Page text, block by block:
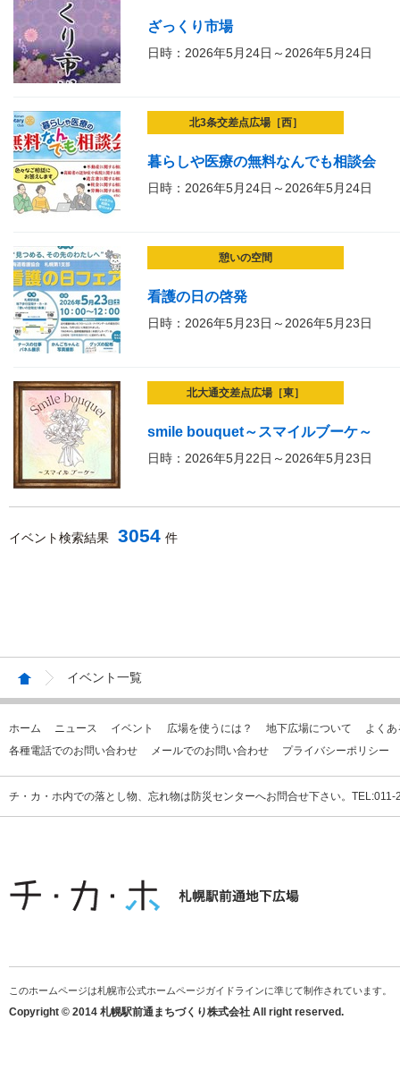
ざっくり市場
日時：2026年5月24日～2026年5月24日
北3条交差点広場［西］
暮らしや医療の無料なんでも相談会
日時：2026年5月24日～2026年5月24日
憩いの空間
看護の日の啓発
日時：2026年5月23日～2026年5月23日
北大通交差点広場［東］
smile bouquet～スマイルブーケ～
日時：2026年5月22日～2026年5月23日
イベント検索結果 3054 件
イベント一覧
ホーム ニュース イベント 広場を使うには？ 地下広場について
よく
各種電話でのお問い合わせ
メールでのお問い合わせ プライバシーポリシー
チ・カ・ホ内での落とし物、忘れ物は防災センターへお問合せ下さい。
このホームページは札幌市公式ホームページガイドラインに準じて制作されています。
Copyright © 2014 札幌駅前通まちづくり株式会社 All right reserved.